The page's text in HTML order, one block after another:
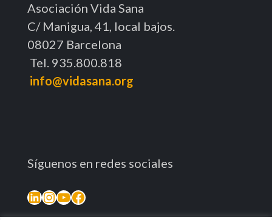
Asociación Vida Sana
C/ Manigua, 41, local bajos.
08027 Barcelona
Tel. 935.800.818
info@vidasana.org
Síguenos en redes sociales
LinkedIn
Instagram
YouTube
Facebook